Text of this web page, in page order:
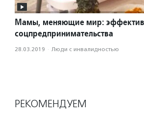
Мамы, меняющие мир:
соцпредпринимательства
28.03.2019 · Люди с инвалидностью
РЕКОМЕНДУЕМ